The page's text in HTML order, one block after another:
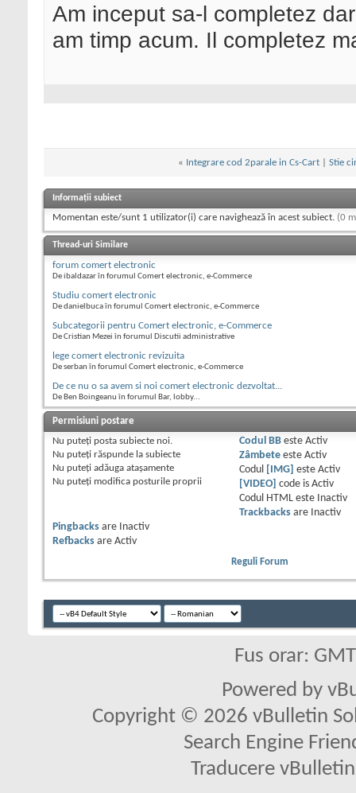
Am inceput sa-l completez
am timp acum. Il completez
« Integrare cod 2parale in Cs-Cart Stie
Informații subiect
Momentan este/sunt 1 utilizator(i) care navighează în acest subiect. (0
Thread-uri Similare
forum comert electronic
De ibaldazar în forumul Comert electronic, e-Commerce
Studiu comert electronic
De danielbuca în forumul Comert electronic, e-Commerce
Subcategorii pentru Comert electronic, e-Commerce
De Cristian Mezei în forumul Discutii administrative
lege comert electronic revizuita
De serban în forumul Comert electronic, e-Commerce
De ce nu o sa avem si noi comert electronic dezvoltat...
De Ben Boingeanu în forumul Bar, lobby...
Permisiuni postare
Nu puteţi posta subiecte noi.
Nu puteţi răspunde la subiecte
Nu puteţi adăuga ataşamente
Nu puteţi modifica posturile proprii
Codul BBeste Activ
Zâmbeteeste Activ
Codul
[IMG] este Activ
[VIDEO]
code is Activ
Codul HTML este
Inactiv
Trackbacksare
Inactiv
Pingbacks are
Inactiv
Refbacks are Activ
Reguli Forum
Fus orar:
Powered by
Copyright © 2026 vBulletin
Search Engine
Traducere